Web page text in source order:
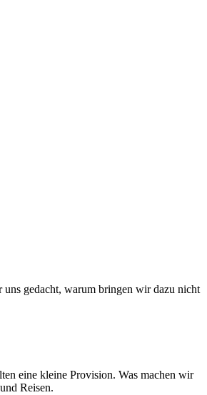
uns gedacht, warum bringen wir dazu nicht
eine kleine Provision. Was machen wir
Reisen.